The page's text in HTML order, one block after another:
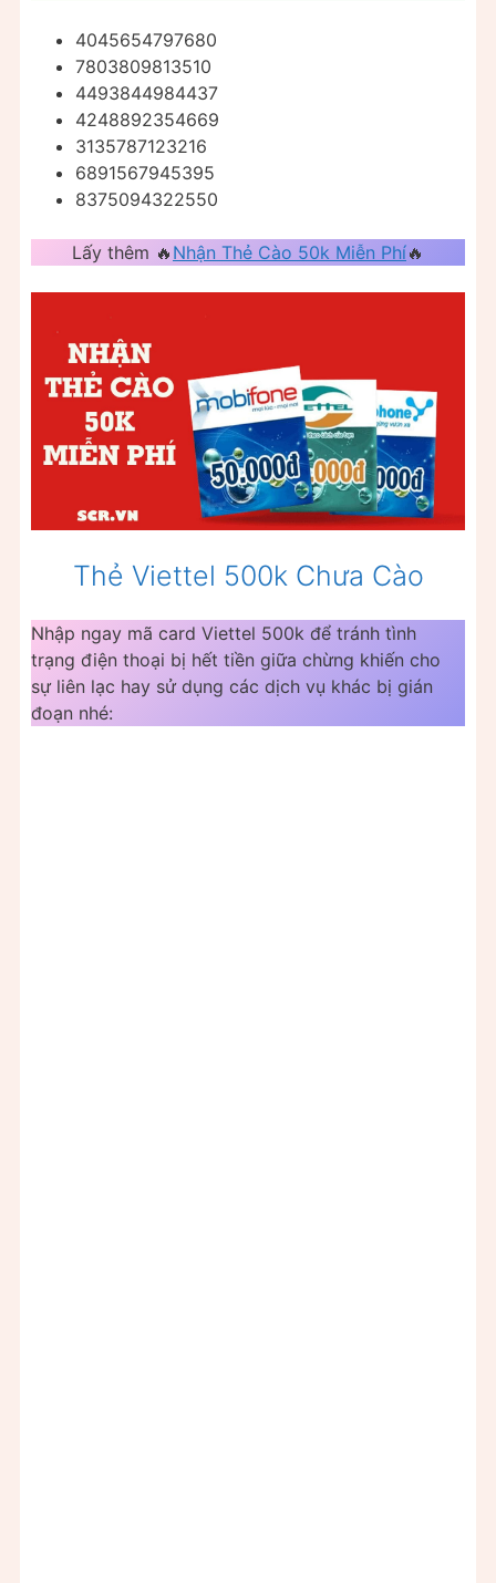
4045654797680
7803809813510
4493844984437
4248892354669
3135787123216
6891567945395
8375094322550
Lấy thêm 🔥 Nhận Thẻ Cào 50k Miễn Phí🔥
Thẻ Viettel 500k Chưa Cào
Nhập ngay mã card Viettel 500k để tránh tình
trạng điện thoại bị hết tiền giữa chừng khiến cho
sự liên lạc hay sử dụng các dịch vụ khác bị gián
đoạn nhé: